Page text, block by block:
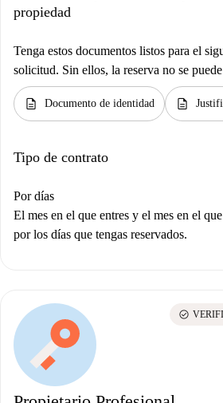
propiedad
Tenga estos documentos listos para el
solicitud. Sin ellos, la reserva no se
description Documento de identidad description
Tipo de contrato
Por días
El mes en el que entres y el mes en el
por los días que tengas reservados.
check_circle